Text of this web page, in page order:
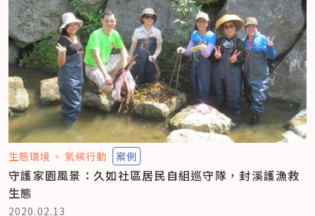
生態環境 氣候行動 案例
守護家園風景：久如社區居民自組巡守隊，封溪護漁救
生態
2020.02.13